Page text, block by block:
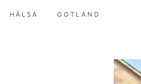
HÄLSA GOTLAND